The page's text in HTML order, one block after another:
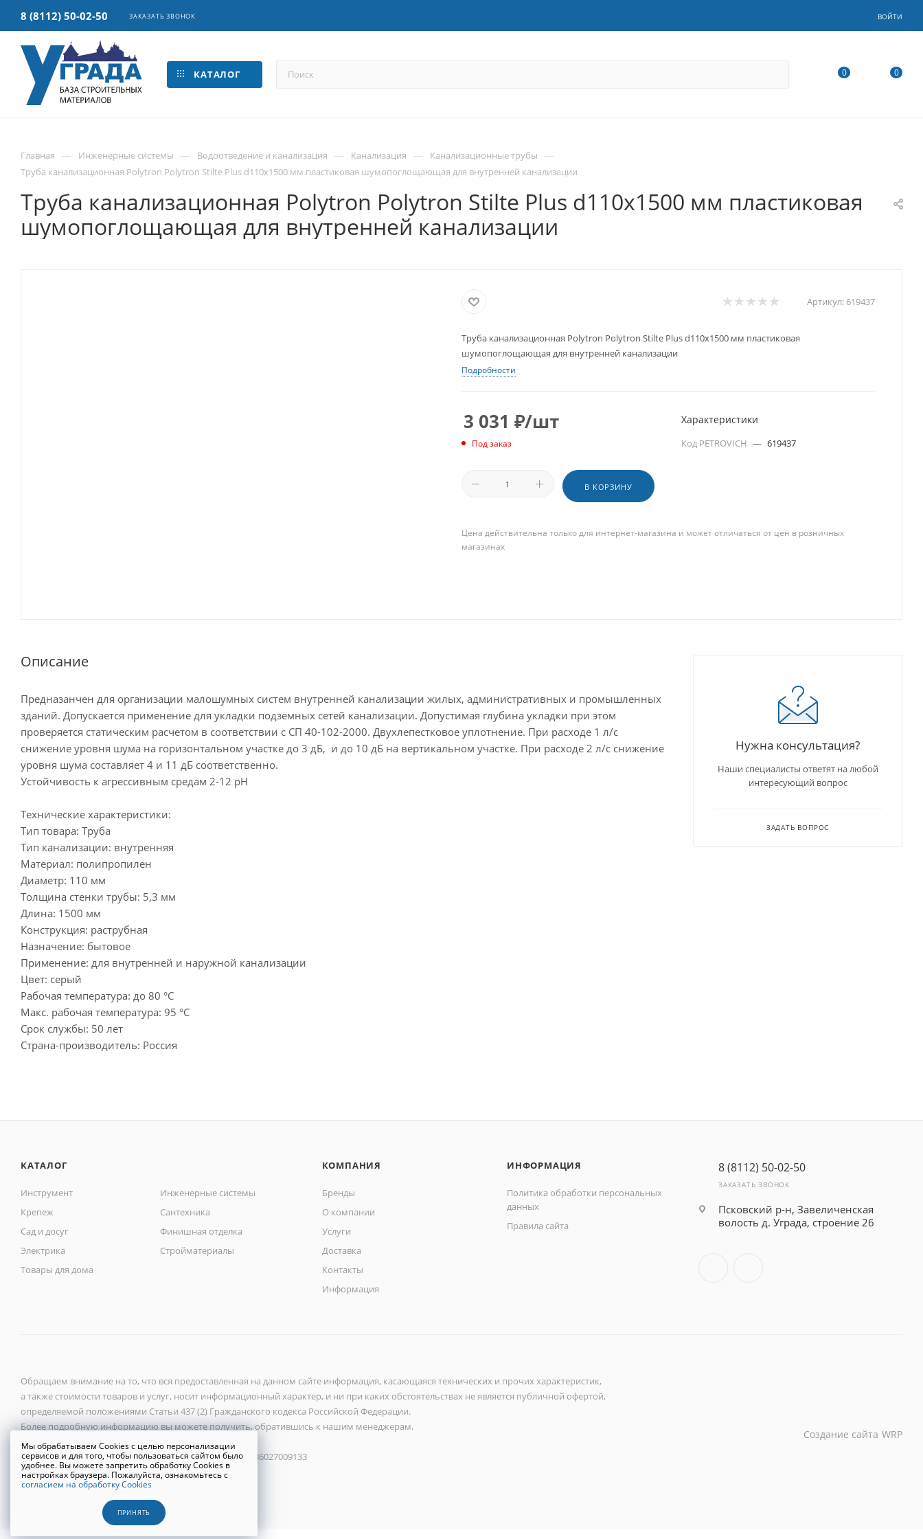
8 (8112) 50-02-50 ЗАКАЗАТЬ ЗВОНОК ВОЙТИ
КАТАЛОГ 0 0
Главная — Инженерные системы — Водоотведение и канализация — Канализация — Канализационные трубы —
Труба канализационная Polytron Polytron Stilte Plus d110x1500 мм пластиковая шумопоглощающая для внутренней канализации
Труба канализационная Polytron Polytron Stilte Plus d110x1500 мм пластиковая
шумопоглощающая для внутренней канализации
Артикул: 619437
Труба канализационная Polytron Polytron Stilte Plus d110x1500 мм пластиковая
шумопоглощающая для внутренней канализации
Подробности
3 031 ₽/шт
Под заказ
В КОРЗИНУ
Характеристики
Код PETROVICH — 619437
Цена действительна только для интернет-магазина и может отличаться от цен в розничных
магазинах
Описание
Предназанчен для организации малошумных систем внутренней канализации жилых, административных и промышленных
зданий. Допускается применение для укладки подземных сетей канализации. Допустимая глубина укладки при этом
проверяется статическим расчетом в соответствии с СП 40-102-2000. Двухлепестковое уплотнение. При расходе 1 л/с
снижение уровня шума на горизонтальном участке до 3 дБ, и до 10 дБ на вертикальном участке. При расходе 2 л/с снижение
уровня шума составляет 4 и 11 дБ соответственно.
Устойчивость к агрессивным средам 2-12 рН
Технические характеристики:
Тип товара: Труба
Тип канализации: внутренняя
Материал: полипропилен
Диаметр: 110 мм
Толщина стенки трубы: 5,3 мм
Длина: 1500 мм
Конструкция: раструбная
Назначение: бытовое
Применение: для внутренней и наружной канализации
Цвет: серый
Рабочая температура: до 80 °С
Макс. рабочая температура: 95 °С
Срок службы: 50 лет
Страна-производитель: Россия
Нужна консультация?
Наши специалисты ответят на любой
интересующий вопрос
ЗАДАТЬ ВОПРОС
КАТАЛОГ
Инструмент
Инженерные системы
Крепеж
Сантехника
Сад и досуг
Финишная отделка
Электрика
Стройматериалы
Товары для дома
КОМПАНИЯ
Бренды
О компании
Услуги
Доставка
Контакты
Информация
ИНФОРМАЦИЯ
Политика обработки персональных
данных
Правила сайта
8 (8112) 50-02-50
ЗАКАЗАТЬ ЗВОНОК
Псковский р-н, Завеличенская
волость д. Уграда, строение 26
Обращаем внимание на то, что вся предоставленная на данном сайте информация, касающаяся технических и прочих характеристик,
а также стоимости товаров и услуг, носит информационный характер, и ни при каких обстоятельствах не является публичной офертой,
определяемой положениями Статьи 437 (2) Гражданского кодекса Российской Федерации.
Более подробную информацию вы можете получить, обратившись к нашим менеджерам.
ООО «Новый город» 2026 ©, ИНН 6027118272, ОГРН 1086027009133
Политика конфиденциальности
Создание сайта WRP
Мы обрабатываем Cookies с целью персонализации
сервисов и для того, чтобы пользоваться сайтом было
удобнее. Вы можете запретить обработку Cookies в
настройках браузера. Пожалуйста, ознакомьтесь с
согласием на обработку Cookies
ПРИНЯТЬ